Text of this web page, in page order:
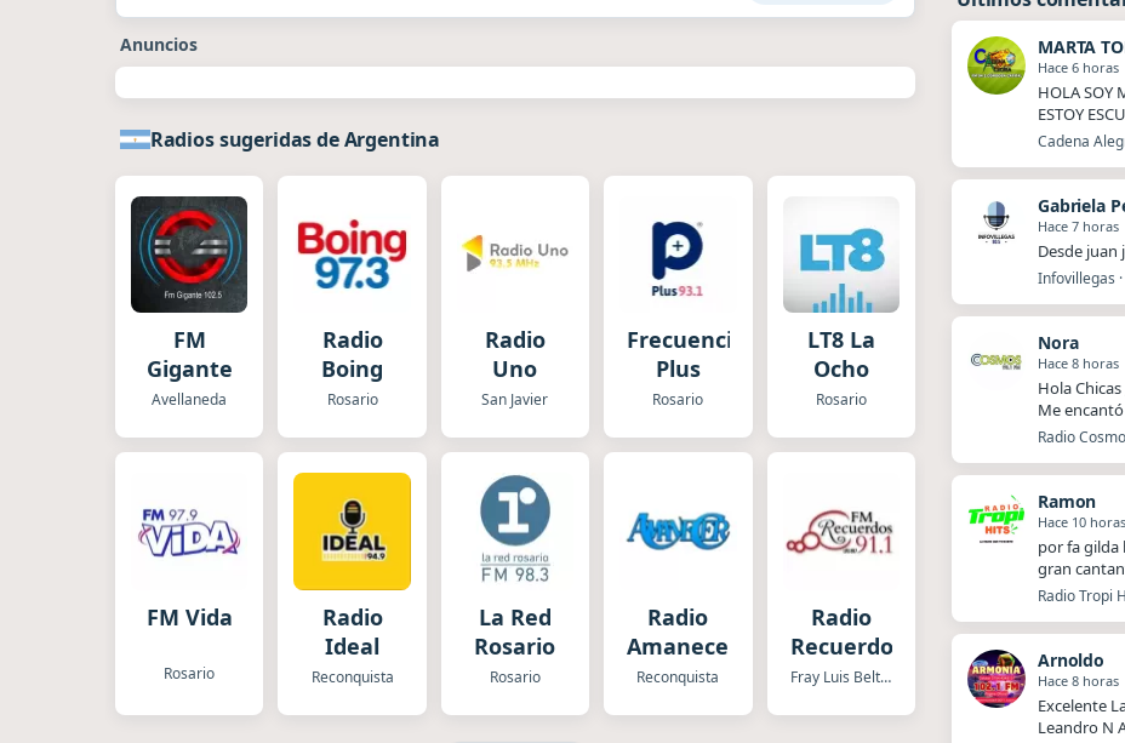
Anuncios
Radios sugeridas de Argentina
FM
Gigante
Avellaneda
Radio
Boing
Rosario
Radio
Uno
San Javier
Frecuencia
Plus
Rosario
LT8 La
Ocho
Rosario
FM Vida
Rosario
Radio
Ideal
Reconquista
La Red
Rosario
Rosario
Radio
Amanecer
Reconquista
Radio
Recuerdos
Fray Luis Beltran
MARTA
Hace 6 horas
HOLA SOY
ESTOY
Cadena
Gabriela
Hace 7 horas
Desde juan
Infovillegas
Nora
Hace 8 horas
Hola
Me encantó
Radio
Ramon
Hace 10 horas
por fa gilda
gran
Radio Tropi
Arnoldo
Hace 8 horas
Excelente
Leandro N